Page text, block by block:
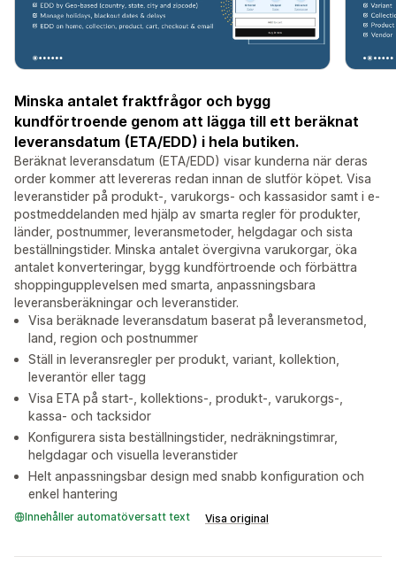
Minska antalet fraktfrågor och bygg
kundförtroende genom att lägga till ett beräknat
leveransdatum (ETA/EDD) i hela butiken.
Beräknat leveransdatum (ETA/EDD) visar kunderna när deras
order kommer att levereras redan innan de slutför köpet. Visa
leveranstider på produkt-, varukorgs- och kassasidor samt i e-
postmeddelanden med hjälp av smarta regler för produkter,
länder, postnummer, leveransmetoder, helgdagar och sista
beställningstider. Minska antalet övergivna varukorgar, öka
antalet konverteringar, bygg kundförtroende och förbättra
shoppingupplevelsen med smarta, anpassningsbara
leveransberäkningar och leveranstider.
Visa beräknade leveransdatum baserat på leveransmetod,
land, region och postnummer
Ställ in leveransregler per produkt, variant, kollektion,
leverantör eller tagg
Visa ETA på start-, kollektions-, produkt-, varukorgs-,
kassa- och tacksidor
Konfigurera sista beställningstider, nedräkningstimrar,
helgdagar och visuella leveranstider
Helt anpassningsbar design med snabb konfiguration och
enkel hantering
Innehåller automatöversatt text Visa original